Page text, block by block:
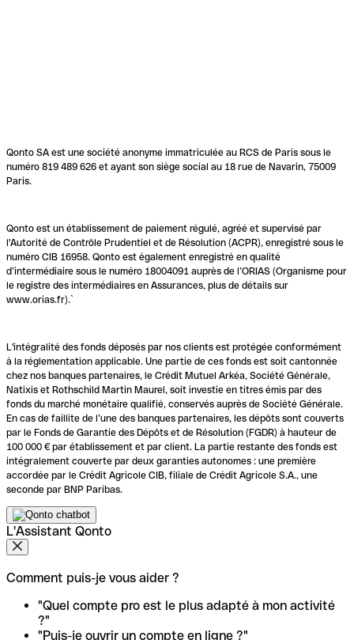
Qonto SA est une société anonyme immatriculée au RCS de Paris sous le
numéro 819 489 626 et ayant son siège social au 18 rue de Navarin, 75009
Paris.
Qonto est un établissement de paiement régulé, agréé et supervisé par
l'Autorité de Contrôle Prudentiel et de Résolution (ACPR), enregistré sous le
numéro CIB 16958. Qonto est également enregistré en qualité
d’intermédiaire sous le numéro 18004091 auprès de l’ORIAS (Organisme pour
le registre des intermédiaires en Assurances, plus de détails sur
www.orias.fr).`
L'intégralité des fonds déposés par nos clients est protégée conformément
à la réglementation applicable. Une partie de ces fonds est soit cantonnée
chez nos banques partenaires, le Crédit Mutuel Arkéa, Société Générale,
Natixis et Rothschild Martin Maurel, soit investie en titres émis par des
fonds du marché monétaire qualifié, conservés auprès de Société Générale.
En cas de faillite de l’une des banques partenaires, les dépôts sont couverts
par le Fonds de Garantie des Dépôts et de Résolution (FGDR) à hauteur de
100 000 € par établissement et par client. La partie restante des fonds est
intégralement couverte par deux garanties autonomes : une première
accordée par le Crédit Agricole CIB, filiale de Crédit Agricole S.A., une
seconde par BNP Paribas.
L'Assistant Qonto
Comment puis-je vous aider ?
"Quel compte pro est le plus adapté à mon activité
?"
"Puis-je ouvrir un compte en ligne ?"